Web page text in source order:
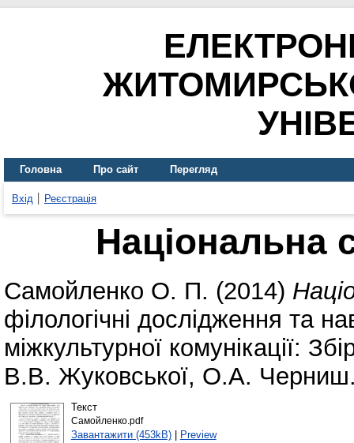
Головна Про сайт Перегляд
Вхід Реєстрація
Національна
Самойленко О. П. (2014)
філологічні дослідження та
міжкультурної комунікації:
В.В. Жуковської, О.А.
Текст
Самойленко.pdf
Завантажити (453kB)| Preview